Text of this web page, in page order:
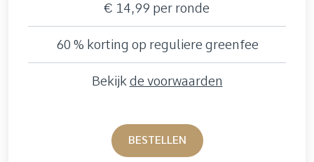
€ 14,99 per ronde
60 % korting op reguliere greenfee
Bekijk de voorwaarden
BESTELLEN